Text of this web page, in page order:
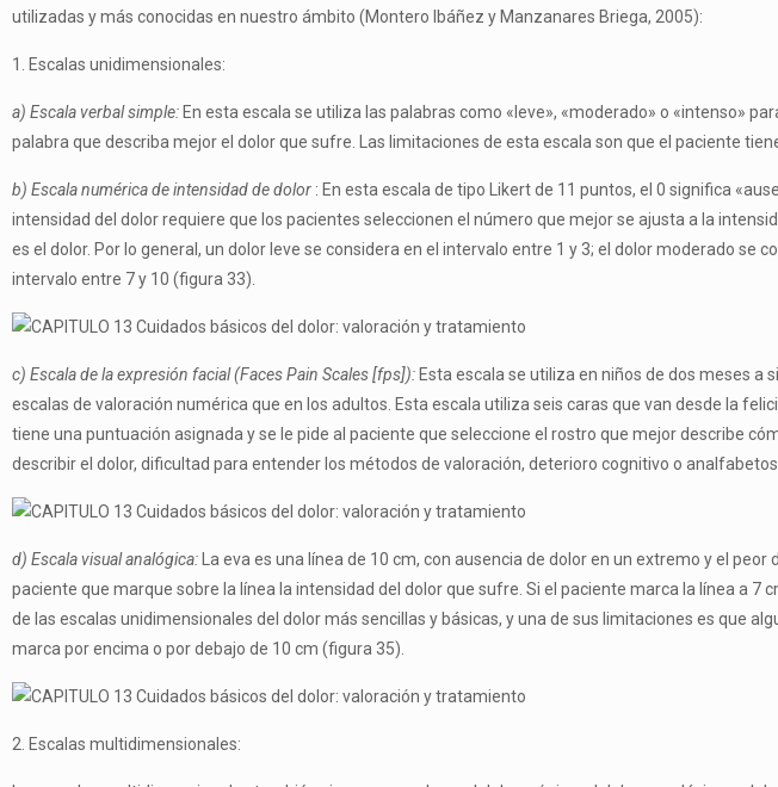
utilizadas y más conocidas en nuestro ámbito (Montero Ibáñez y Man­zanares Briega, 2005):
1. Escalas unidimensionales:
a) Escala verbal simple: En esta escala se utiliza las palabras como «leve», «moderado» o «intenso»
palabra que describa mejor el dolor que sufre. Las limitaciones de esta escala son que el paciente
b) Escala numérica de intensidad de dolor : En esta escala de tipo Likert de 11 puntos, el 0 significa
intensidad del dolor requiere que los pacientes seleccionen el número que mejor se ajusta a la
es el do­lor. Por lo general, un dolor leve se considera en el intervalo entre 1 y 3; el dolor moderado se
intervalo entre 7 y 10 (figura 33).
c) Escala de la expresión facial (Faces Pain Scales [fps]): Esta escala se utiliza en niños de dos meses a
escalas de valoración numérica que en los adultos. Esta escala utiliza seis caras que van desde la
tiene una puntuación asignada y se le pide al paciente que seleccione el rostro que mejor describe
describir el dolor, dificultad para entender los métodos de valoración, deterioro cognitivo o analfabetos
d) Escala visual analógica: La eva es una línea de 10 cm, con ausencia de do­lor en un extremo y el
paciente que marque sobre la línea la intensi­dad del dolor que sufre. Si el paciente marca la línea a
de las escalas unidimensionales del dolor más sencillas y básicas, y una de sus limitacio­nes es que
marca por encima o por debajo de 10 cm (figura 35).
2. Escalas multidimensionales: